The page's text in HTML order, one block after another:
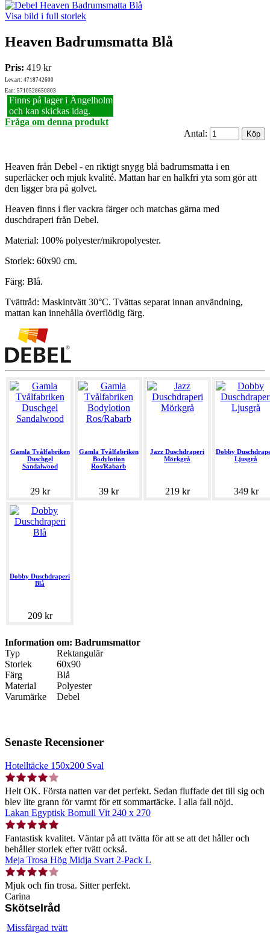
Visa bild i full storlek
Heaven Badrumsmatta Blå
Pris: 419 kr
Lev.art: 4718742600
Ean: 5710528650803
Finns på lager i Ängelholm
och kan skickas idag.
Fråga om denna produkt
Antal:
Heaven från Debel - en riktigt snygg blå badrumsmatta i en
superläcker och mjuk kvalité. Mattan har en halkfri yta som gör att
den ligger bra på golvet.
Heaven finns i fler vackra färger och matchas gärna med
duschdraperi från Debel.
Material: 100% polyester/mikropolyester.
Storlek: 60x90 cm.
Färg: Blå.
Tvättråd: Maskintvätt 30°C. Tvättas separat innan användning,
mattan kan innehålla överflödig färg.
Gamla Tvålfabriken
Duschgel
Sandalwood
29 kr
Gamla Tvålfabriken
Bodylotion
Ros/Rabarb
39 kr
Jazz Duschdraperi
Mörkgrå
219 kr
Dobby
Ljusgrå
349 kr
Dobby Duschdraperi
Blå
209 kr
Information om: Badrumsmattor
Typ
Rektangulär
Storlek
60x90
Färg
Blå
Material
Polyester
Varumärke
Debel
Senaste Recensioner
Hotelltäcke 150x200 Sval
Helt OK. Första natten var det perfekt. Sedan fluffade det till sig och
blev lite grann för varmt för ett sommartäcke. I alla fall nöjd.
Lakan Egyptisk Bomull Vit 240 x 270
Fantastisk kvalitet. Väntar på att tvätta för att se att det håller och
behåller storlek efter tvätt också.
Meja Trosa Hög Midja Svart 2-Pack L
Mjuk och fin trosa. Sitter perfekt.
Carina
Skötselråd
Missfärgad tvätt